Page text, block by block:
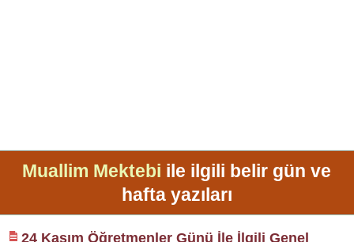
Muallim Mektebi ile ilgili belir gün ve
hafta yazıları
24 Kasım Öğretmenler Günü İle İlgili Genel